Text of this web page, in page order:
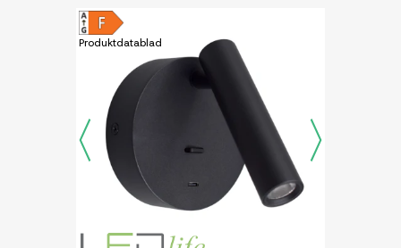
Produktdatablad